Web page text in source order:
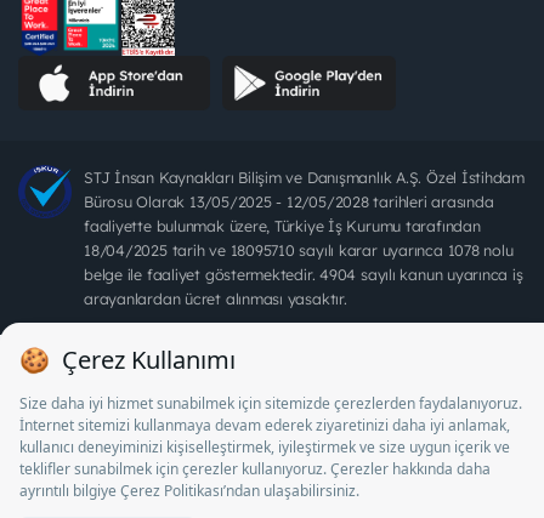
STJ İnsan Kaynakları Bilişim ve Danışmanlık A.Ş. Özel İstihdam
Bürosu Olarak 13/05/2025 - 12/05/2028 tarihleri arasında
faaliyette bulunmak üzere, Türkiye İş Kurumu tarafından
18/04/2025 tarih ve 18095710 sayılı karar uyarınca 1078 nolu
belge ile faaliyet göstermektedir. 4904 sayılı kanun uyarınca iş
arayanlardan ücret alınması yasaktır.